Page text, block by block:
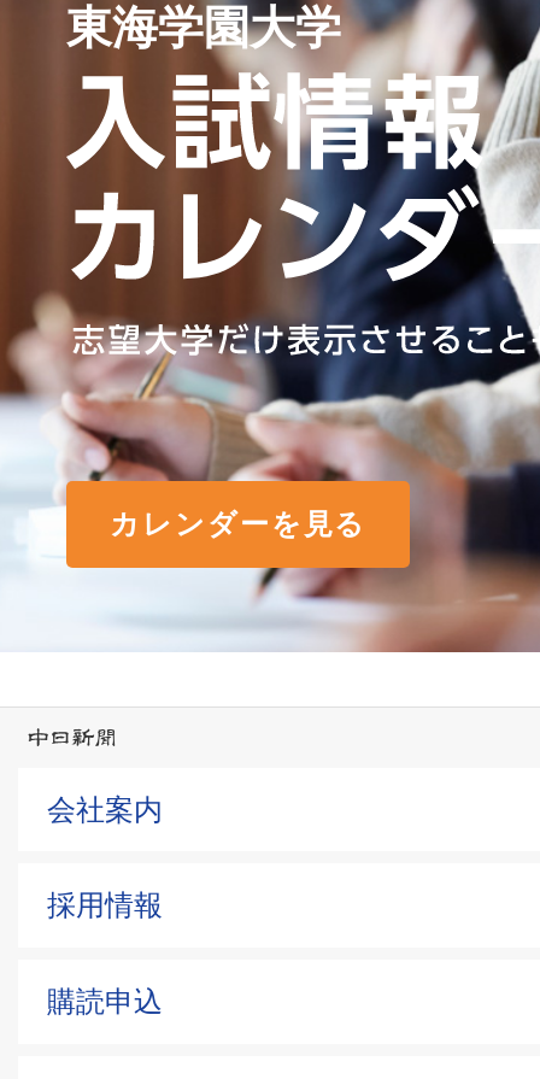
東海学園大学
カレンダーを見る
会社案内
採用情報
購読申込